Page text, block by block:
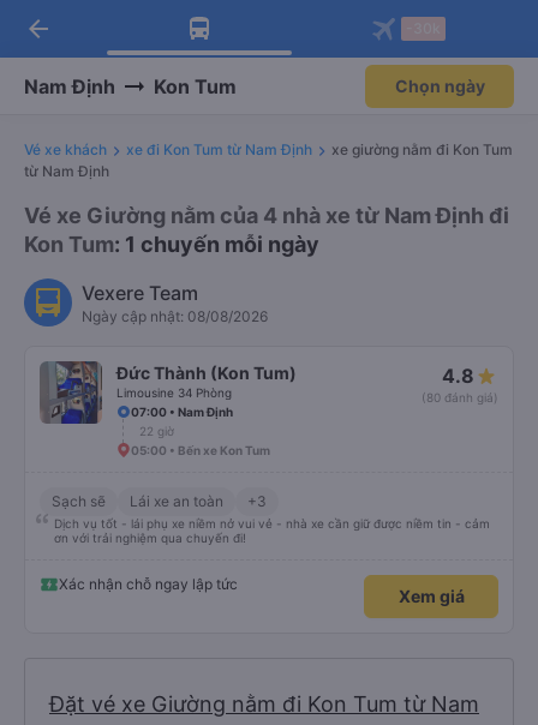
Tải app Vexere ngay!
Nhận ưu đãi thành viên độc
Mở app
Tải app Vexere
-30k/ghế khi đặt vé máy bay qua
Mở app
arrow_back
Nam Định Kon Tum Chọn ngày
Vé xe khách xe đi Kon Tum từ Nam Định
xe giường nằm đi Kon Tum
từ Nam Định
Vé xe Giường nằm của 4 nhà xe từ Nam Định đi
Kon Tum: 1 chuyến mỗi ngày
Vexere Team
Ngày cập nhật: 08/08/2026
Đức Thành (Kon Tum)
Limousine 34 Phòng
4.8
(80 đánh giá)
07:00 • Nam Định
22 giờ
05:00 • Bến xe Kon Tum
Sạch sẽ Lái xe an toàn +3
Dịch vụ tốt - lái phụ xe niềm nở vui vẻ - nhà xe cần giữ được niềm tin - cảm
ơn với trải nghiệm qua chuyến đi!
Xác nhận chỗ ngay lập tức
Xem giá
Đặt vé xe Giường nằm đi Kon Tum từ Nam